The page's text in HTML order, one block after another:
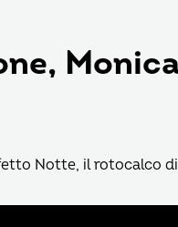
Notte, il rotocalco di